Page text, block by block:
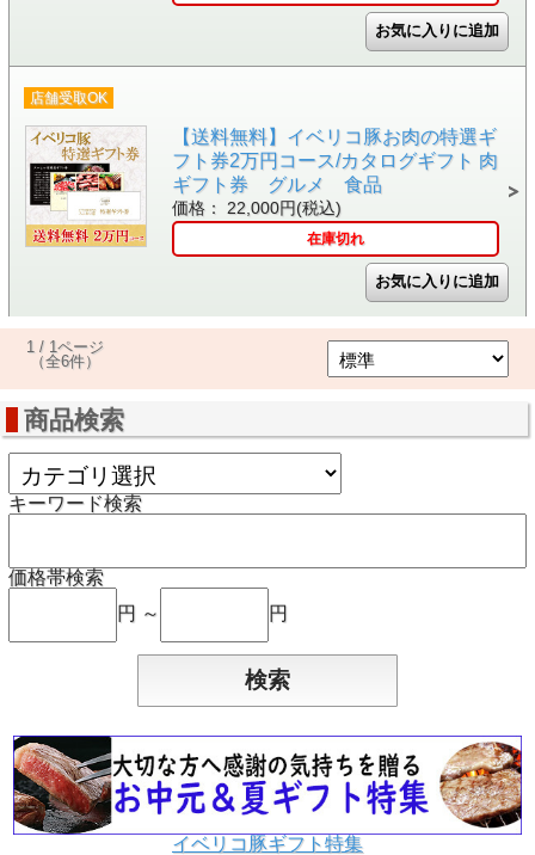
店舗受取OK
【送料無料】イベリコ豚お肉の特選ギ
フト券2万円コース/カタログギフト 肉
ギフト券 グルメ 食品
価格： 22,000円(税込)
在庫切れ
1 / 1ページ
（全6件）
商品検索
キーワード検索
価格帯検索
円 ～
円
イベリコ豚ギフト特集